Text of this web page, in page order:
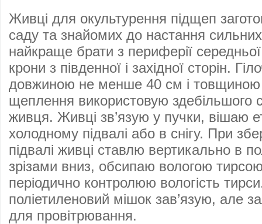
Живці для окультурення підщеп
саду та знайомих до настання
найкраще брати з периферії
крони з південної і західної сторін.
довжиною не менше 40 см і
щеплення використовую здебільшого
живця. Живці зв’язую у пучки, вішаю
холодному підвалі або в снігу. При
підвалі живці ставлю вертикально в
зрізами вниз, обсипаю вологою
періодично контролюю вологість
поліетиленовий мішок зав’язую, але
для провітрювання.